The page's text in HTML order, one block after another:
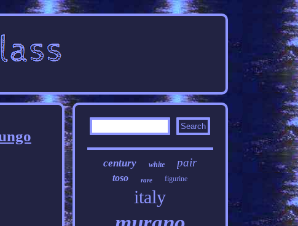
century white pair
toso rare figurine
italy